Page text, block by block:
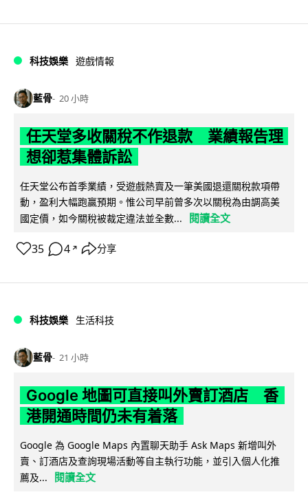
科技娛樂 遊戲情報
藍骨 20 小時
任天堂多收關稅不作退款 業績報告理
想卻惹集體訴訟
任天堂公布首季業績，受遊戲熱賣及一筆美國退還關稅款項帶
動，盈利大幅跑贏預期。惟公司早前曾多次以關稅為由調高美
國定價，如今關稅被裁定違法並全數...
閱讀全文
35 4 ↗ 分享
科技娛樂 生活科技
藍骨 21 小時
Google 地圖可直接叫外賣訂酒店 香
港開通時間仍未有着落
Google 為 Google Maps 內置聊天助手 Ask Maps 新增叫外
賣、訂酒店及查詢現場活動等自主執行功能，並引入個人化推
薦及...
閱讀全文